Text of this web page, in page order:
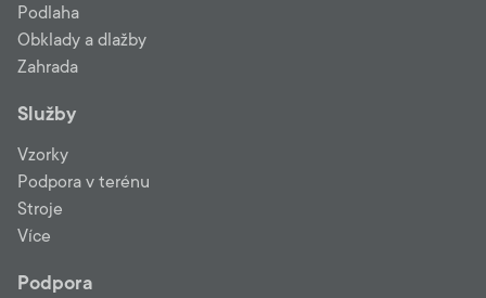
Podlaha
Obklady a dlažby
Zahrada
Služby
Vzorky
Podpora v terénu
Stroje
Více
Podpora